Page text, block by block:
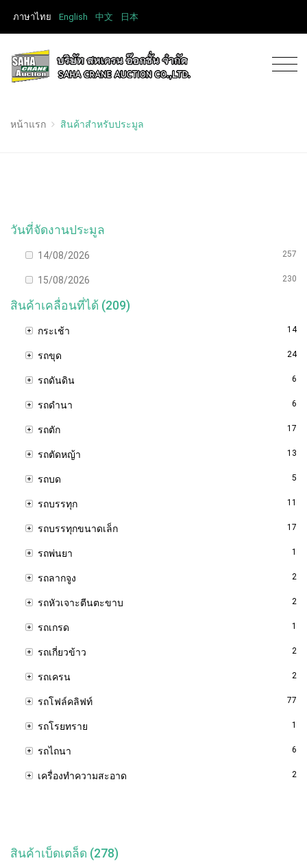
ภาษาไทย English 中文 日本
หน้าแรก สินค้าสำหรับประมูล
วันที่จัดงานประมูล
14/08/2026 257
15/08/2026 230
สินค้าเคลื่อนที่ได้ (209)
กระเช้า 14
รถขุด 24
รถดันดิน 6
รถดำนา 6
รถตัก 17
รถตัดหญ้า 13
รถบด 5
รถบรรทุก 11
รถบรรทุกขนาดเล็ก 17
รถพ่นยา 1
รถลากจูง 2
รถหัวเจาะตีนตะขาบ 2
รถเกรด 1
รถเกี่ยวข้าว 2
รถเครน 2
รถโฟล์คลิฟท์ 77
รถโรยทราย 1
รถไถนา 6
เครื่องทำความสะอาด 2
สินค้าเบ็ดเตล็ด (278)